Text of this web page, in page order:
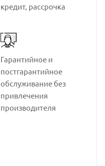
кредит, рассрочка
Гарантийное и
постгарантийное
обслуживание без
привлечения
производителя